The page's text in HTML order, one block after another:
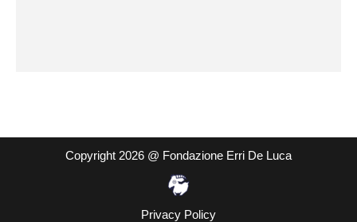
Copyright 2026 @ Fondazione Erri De Luca
Privacy Policy